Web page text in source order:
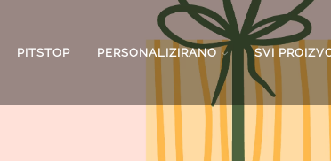
PITSTOP PERSONALIZIRANO SVI